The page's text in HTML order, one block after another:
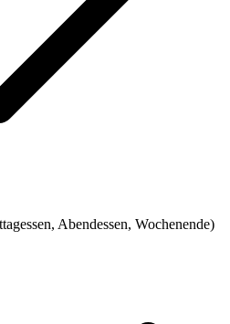
Abendessen, Wochenende)